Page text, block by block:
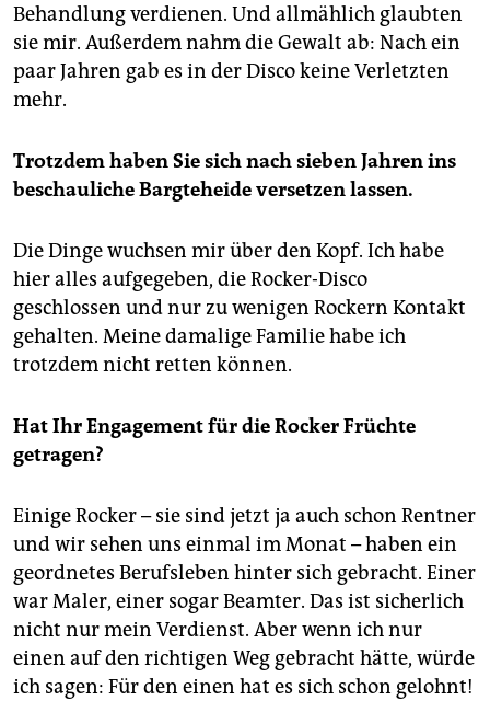
Behandlung verdienen. Und allmählich glaubten
sie mir. Außerdem nahm die Gewalt ab: Nach ein
paar Jahren gab es in der Disco keine Verletzten
mehr.
Trotzdem haben Sie sich nach sieben Jahren ins
beschauliche Bargteheide versetzen lassen.
Die Dinge wuchsen mir über den Kopf. Ich habe
hier alles aufgegeben, die Rocker-Disco
geschlossen und nur zu wenigen Rockern Kontakt
gehalten. Meine damalige Familie habe ich
trotzdem nicht retten können.
Hat Ihr Engagement für die Rocker Früchte
getragen?
Einige Rocker – sie sind jetzt ja auch schon Rentner
und wir sehen uns einmal im Monat – haben ein
geordnetes Berufsleben hinter sich gebracht. Einer
war Maler, einer sogar Beamter. Das ist sicherlich
nicht nur mein Verdienst. Aber wenn ich nur
einen auf den richtigen Weg gebracht hätte, würde
ich sagen: Für den einen hat es sich schon gelohnt!